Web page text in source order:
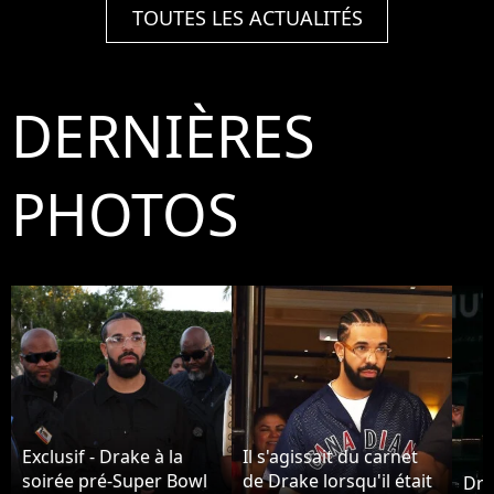
TOUTES LES ACTUALITÉS
DERNIÈRES
PHOTOS
Exclusif - Drake à la
soirée pré-Super Bowl
Il s'agissait du carnet
de Drake lorsqu'il était